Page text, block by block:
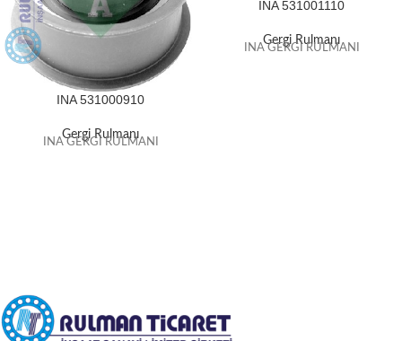
INA 531000910
Gergi Rulmanı
INA GERGİ RULMANI
INA 531001110
Gergi Rulmanı
INA GERGİ RULMANI